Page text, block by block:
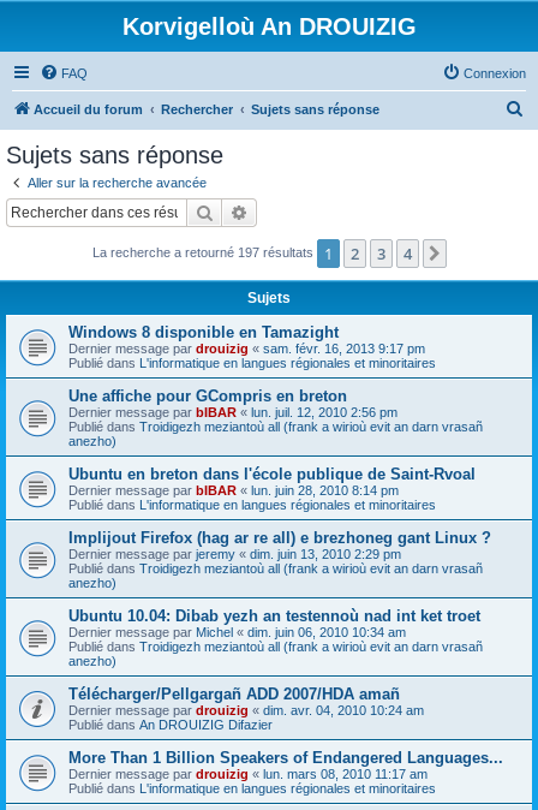
Korvigelloù An DROUIZIG
FAQ Connexion
Accueil du forum Rechercher Sujets sans réponse
c
Sujets sans réponse
Aller sur la recherche avancée
Rechercher
La recherche a retourné 197 résultats 1 2 3 4
Sujets
Windows 8 disponible en Tamazight
Dernier message par drouizig « sam. févr. 16, 2013 9:17 pm
Publié dans L'informatique en langues régionales et minoritaires
Une affiche pour GCompris en breton
Dernier message par bIBAR « lun. juil. 12, 2010 2:56 pm
Publié dans Troidigezh meziantoù all (frank a wirioù evit an darn vrasañ
anezho)
Ubuntu en breton dans l'école publique de Saint-Rvoal
Dernier message par bIBAR « lun. juin 28, 2010 8:14 pm
Publié dans L'informatique en langues régionales et minoritaires
Implijout Firefox (hag ar re all) e brezhoneg gant Linux ?
Dernier message par jeremy « dim. juin 13, 2010 2:29 pm
Publié dans Troidigezh meziantoù all (frank a wirioù evit an darn vrasañ
anezho)
Ubuntu 10.04: Dibab yezh an testennoù nad int ket troet
Dernier message par Michel « dim. juin 06, 2010 10:34 am
Publié dans Troidigezh meziantoù all (frank a wirioù evit an darn vrasañ
anezho)
Télécharger/Pellgargañ ADD 2007/HDA amañ
Dernier message par drouizig « dim. avr. 04, 2010 10:24 am
Publié dans An DROUIZIG Difazier
More Than 1 Billion Speakers of Endangered Languages...
Dernier message par drouizig « lun. mars 08, 2010 11:17 am
Publié dans L'informatique en langues régionales et minoritaires